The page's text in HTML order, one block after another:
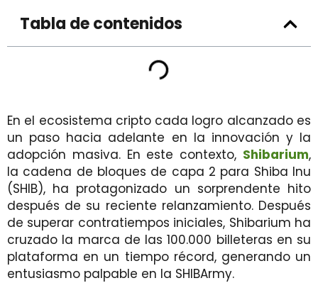
Tabla de contenidos
En el ecosistema cripto cada logro alcanzado es
un paso hacia adelante en la innovación y la
adopción masiva. En este contexto, Shibarium,
la cadena de bloques de capa 2 para Shiba Inu
(SHIB), ha protagonizado un sorprendente hito
después de su reciente relanzamiento. Después
de superar contratiempos iniciales, Shibarium ha
cruzado la marca de las 100.000 billeteras en su
plataforma en un tiempo récord, generando un
entusiasmo palpable en la SHIBArmy.